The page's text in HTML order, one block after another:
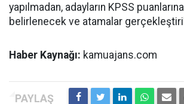
yapılmadan, adayların KPSS
belirlenecek ve atamalar
Haber Kaynağı: kamuajans.com